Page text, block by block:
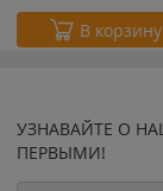
В корзину
УЗНАВАЙТЕ О
ПЕРВЫМИ!